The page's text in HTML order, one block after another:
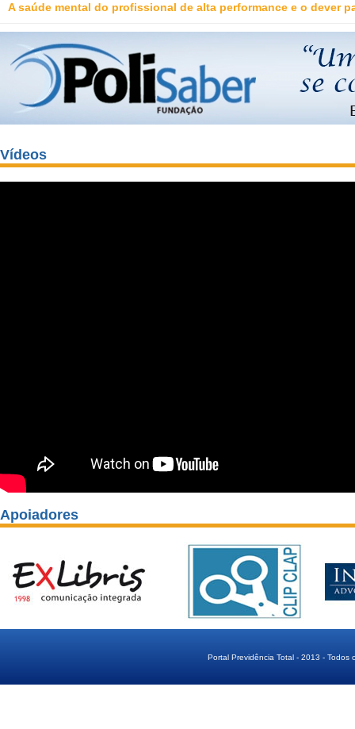
A saúde mental do profissional de alta performance e o dever
Vídeos
Apoiadores
Portal Previdência Total - 2013 - Todos